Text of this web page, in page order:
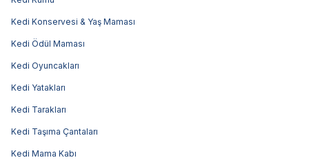
Kedi Konservesi & Yaş Maması
Kedi Ödül Maması
Kedi Oyuncakları
Kedi Yatakları
Kedi Tarakları
Kedi Taşıma Çantaları
Kedi Mama Kabı